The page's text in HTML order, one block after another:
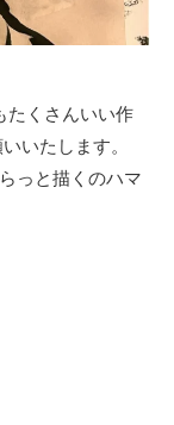
たくさんいい作
いたします。
っと描くのハマ